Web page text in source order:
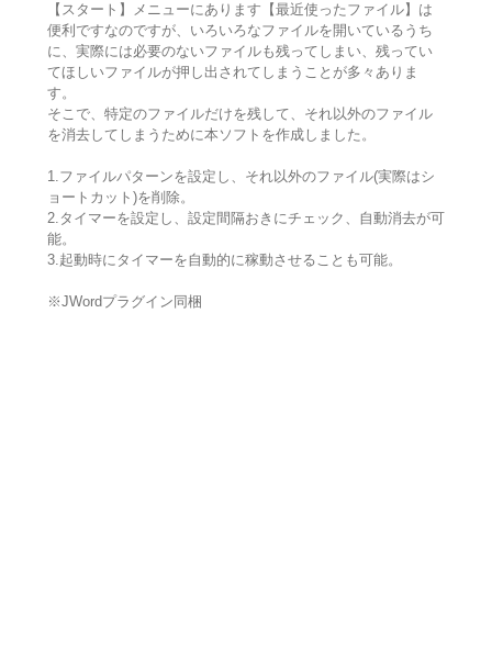
【スタート】メニューにあります【最近使ったファイル】は
便利ですなのですが、いろいろなファイルを開いているうち
に、実際には必要のないファイルも残ってしまい、残ってい
てほしいファイルが押し出されてしまうことが多々ありま
す。
そこで、特定のファイルだけを残して、それ以外のファイル
を消去してしまうために本ソフトを作成しました。
1.ファイルパターンを設定し、それ以外のファイル(実際はシ
ョートカット)を削除。
2.タイマーを設定し、設定間隔おきにチェック、自動消去が可
能。
3.起動時にタイマーを自動的に稼動させることも可能。
※JWordプラグイン同梱